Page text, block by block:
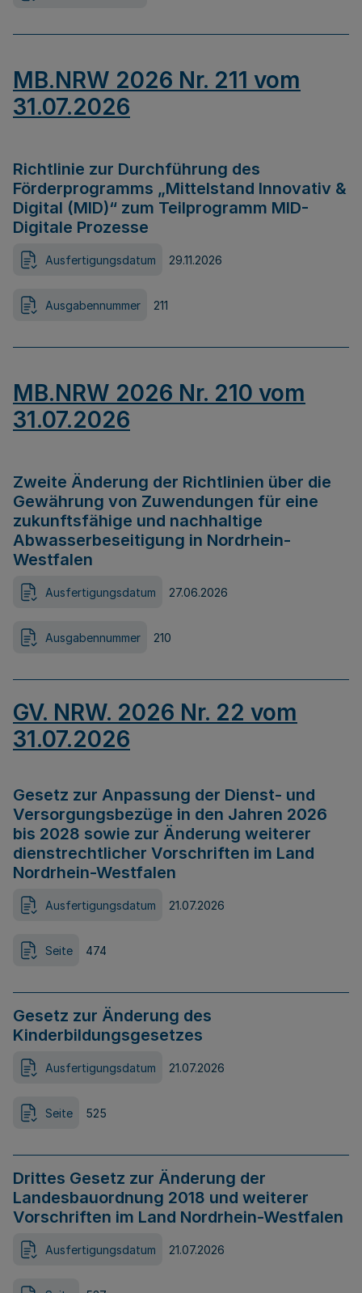
MB.NRW 2026 Nr. 211 vom
31.07.2026
Richtlinie zur Durchführung des
Förderprogramms „Mittelstand Innovativ &
Digital (MID)“ zum Teilprogramm MID-
Digitale Prozesse
Ausfertigungsdatum 29.11.2026
Ausgabennummer 211
MB.NRW 2026 Nr. 210 vom
31.07.2026
Zweite Änderung der Richtlinien über die
Gewährung von Zuwendungen für eine
zukunftsfähige und nachhaltige
Abwasserbeseitigung in Nordrhein-
Westfalen
Ausfertigungsdatum 27.06.2026
Ausgabennummer 210
GV. NRW. 2026 Nr. 22 vom
31.07.2026
Gesetz zur Anpassung der Dienst- und
Versorgungsbezüge in den Jahren 2026
bis 2028 sowie zur Änderung weiterer
dienstrechtlicher Vorschriften im Land
Nordrhein-Westfalen
Ausfertigungsdatum 21.07.2026
Seite 474
Gesetz zur Änderung des
Kinderbildungsgesetzes
Ausfertigungsdatum 21.07.2026
Seite 525
Drittes Gesetz zur Änderung der
Landesbauordnung 2018 und weiterer
Vorschriften im Land Nordrhein-Westfalen
Ausfertigungsdatum 21.07.2026